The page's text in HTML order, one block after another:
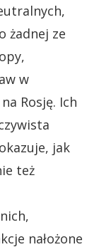
żadnej ze
w
Rosję. Ich
jak
też
nałożone